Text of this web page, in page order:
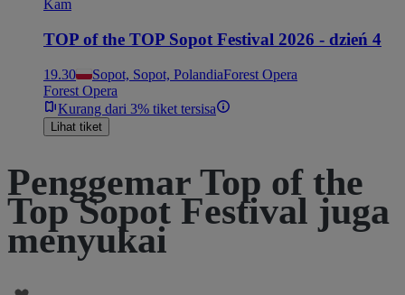
Kam
TOP of the TOP Sopot Festival 2026 - dzień 4
19.30 Sopot, Sopot, PolandiaForest Opera
Forest Opera
Kurang dari 3% tiket tersisa
Lihat tiket
Penggemar Top of the
Top Sopot Festival juga
menyukai